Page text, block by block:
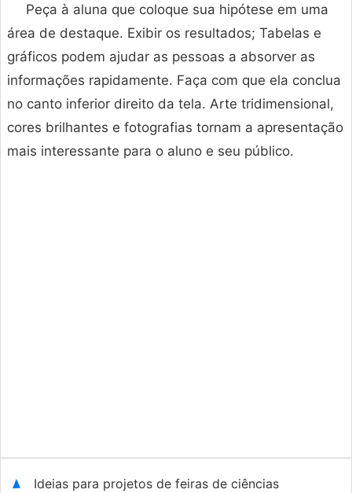
Peça à aluna que coloque sua hipótese em uma
área de destaque. Exibir os resultados; Tabelas e
gráficos podem ajudar as pessoas a absorver as
informações rapidamente. Faça com que ela conclua
no canto inferior direito da tela. Arte tridimensional,
cores brilhantes e fotografias tornam a apresentação
mais interessante para o aluno e seu público.
Ideias para projetos de feiras de ciências